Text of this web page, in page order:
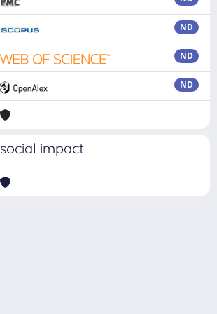
ND
ND
ND
social impact